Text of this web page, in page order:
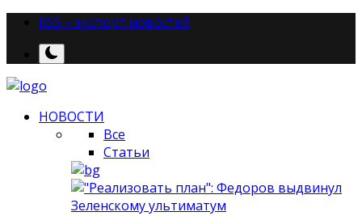
RSS – экспорт новостей
НОВОСТИ
Все
Статьи